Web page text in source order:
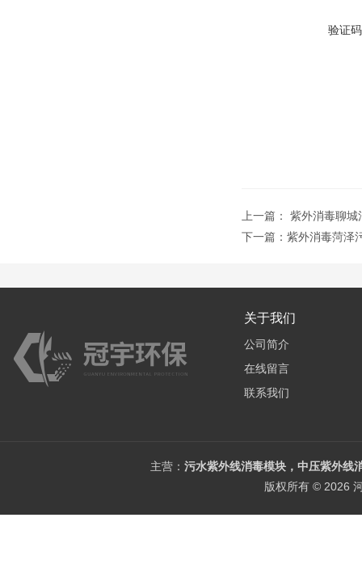
验证
上一篇： 紫外消毒聊城
下一篇： 紫外消毒菏泽
关于我们
公司简介
在线留言
联系我们
主营： 污水紫外线消毒模块，中压紫外线
版权所有 © 2026